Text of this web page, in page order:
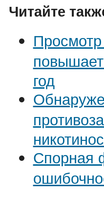
Читайте
Просмотр
год
Спорная